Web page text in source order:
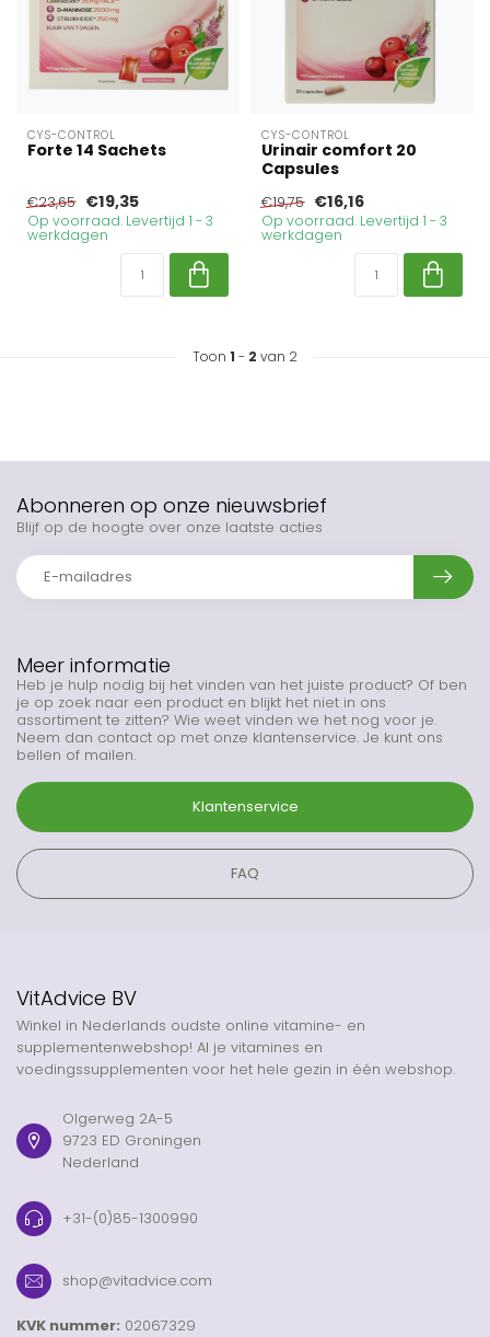
CYS-CONTROL
Forte 14 Sachets
€23,65 €19,35
Op voorraad. Levertijd 1 - 3
werkdagen
CYS-CONTROL
Urinair comfort 20
Capsules
€19,75 €16,16
Op voorraad. Levertijd 1 - 3
werkdagen
Toon 1 - 2 van 2
Meer informatie
Heb je hulp nodig bij het vinden van het juiste product? Of ben
je op zoek naar een product en blijkt het niet in ons
assortiment te zitten? Wie weet vinden we het nog voor je.
Neem dan contact op met onze klantenservice. Je kunt ons
bellen of mailen.
Klantenservice
FAQ
Abonneren op onze nieuwsbrief
Blijf op de hoogte over onze laatste acties
VitAdvice BV
Winkel in Nederlands oudste online vitamine- en
supplementenwebshop! Al je vitamines en
voedingssupplementen voor het hele gezin in één webshop.
Olgerweg 2A-5
9723 ED Groningen
Nederland
+31-(0)85-1300990
shop@vitadvice.com
KVK nummer: 02067329